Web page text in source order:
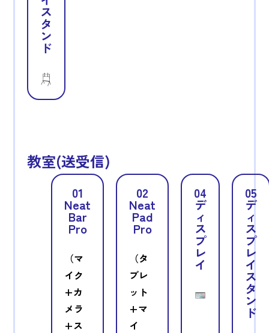
ス
タ
ン
ド
教室(送受信)
01
Neat
Bar
Pro
（マ
イク
+カ
メラ
+ス
02
Neat
Pad
Pro
（タ
ブレ
ット
+マ
イ
04
デ
ィ
ス
プ
レ
イ
05
デ
ィ
ス
プ
レ
イ
ス
タ
ン
ド